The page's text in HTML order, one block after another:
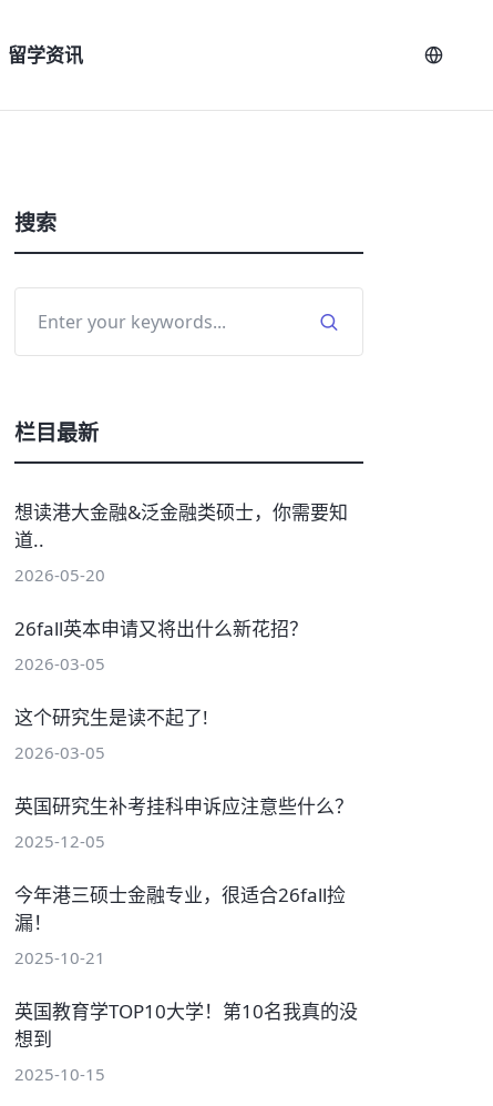
留学资讯
搜索
栏目最新
想读港大金融&泛金融类硕士，你需要知
道..
2026-05-20
26fall英本申请又将出什么新花招？
2026-03-05
这个研究生是读不起了!
2026-03-05
英国研究生补考挂科申诉应注意些什么？
2025-12-05
今年港三硕士金融专业，很适合26fall捡
漏！
2025-10-21
英国教育学TOP10大学！第10名我真的没
想到
2025-10-15